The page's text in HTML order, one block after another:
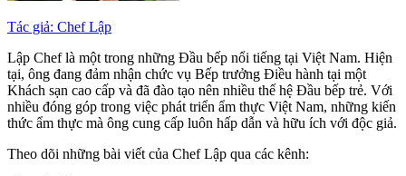
Tác giả: Chef Lập
Lập Chef là một trong những Đầu bếp nổi tiếng tại Việt Nam. Hiện
tại, ông đang đảm nhận chức vụ Bếp trưởng Điều hành tại một
Khách sạn cao cấp và đã đào tạo nên nhiều thế hệ Đầu bếp trẻ. Với
nhiều đóng góp trong việc phát triển ẩm thực Việt Nam, những kiến
thức ẩm thực mà ông cung cấp luôn hấp dẫn và hữu ích với độc giả.
Theo dõi những bài viết của Chef Lập qua các kênh: